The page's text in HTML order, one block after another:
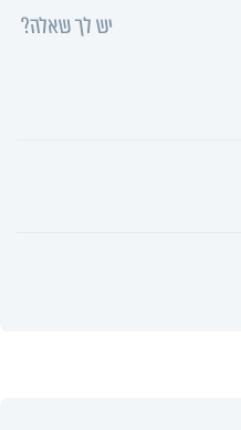
יש לך שאלה?